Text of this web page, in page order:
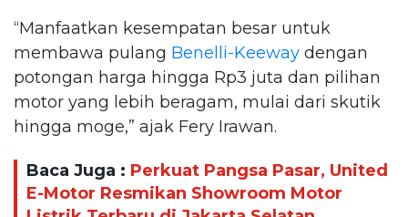
“Manfaatkan kesempatan besar untuk
membawa pulang Benelli-Keeway dengan
potongan harga hingga Rp3 juta dan pilihan
motor yang lebih beragam, mulai dari skutik
hingga moge,” ajak Fery Irawan.
Baca Juga : Perkuat Pangsa Pasar, United
E-Motor Resmikan Showroom Motor